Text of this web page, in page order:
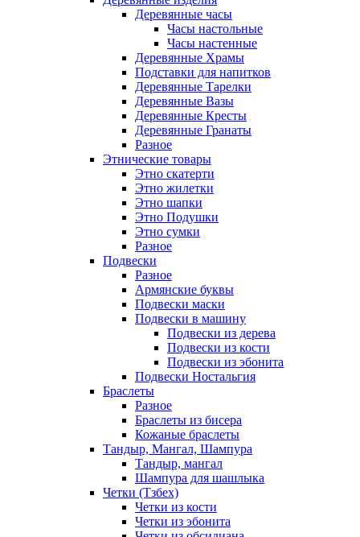
Деревянные часы
Часы настольные
Часы настенные
Деревянные Храмы
Подставки для напитков
Деревянные Тарелки
Деревянные Вазы
Деревянные Кресты
Деревянные Гранаты
Разное
Этнические товары
Этно скатерти
Этно жилетки
Этно шапки
Этно Подушки
Этно сумки
Разное
Подвески
Разное
Армянские буквы
Подвески маски
Подвески в машину
Подвески из дерева
Подвески из кости
Подвески из эбонита
Подвески Ностальгия
Браслеты
Разное
Браслеты из бисера
Кожаные браслеты
Тандыр, Мангал, Шампура
Тандыр, мангал
Шампура для шашлыка
Четки (Тзбех)
Четки из кости
Четки из эбонита